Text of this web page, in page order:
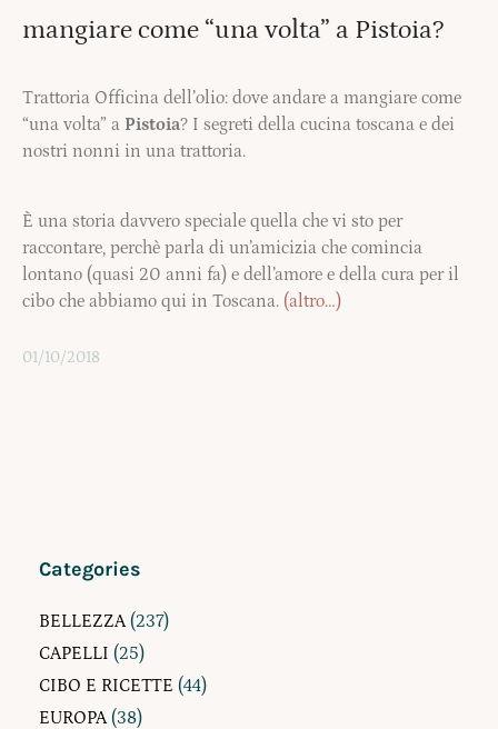
mangiare come “una volta” a Pistoia?
Trattoria Officina dell’olio: dove andare a mangiare come
“una volta” a Pistoia? I segreti della cucina toscana e dei
nostri nonni in una trattoria.
È una storia davvero speciale quella che vi sto per
raccontare, perchè parla di un’amicizia che comincia
lontano (quasi 20 anni fa) e dell’amore e della cura per il
cibo che abbiamo qui in Toscana. (altro…)
01/10/2018
Categories
BELLEZZA(237)
CAPELLI (25)
CIBO E RICETTE (44)
EUROPA(38)